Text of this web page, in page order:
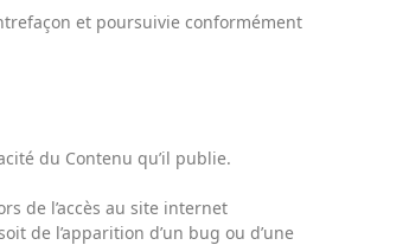
et poursuivie conformément
du Contenu qu’il publie.
de l’accès au site internet
de l’apparition d’un bug ou d’une